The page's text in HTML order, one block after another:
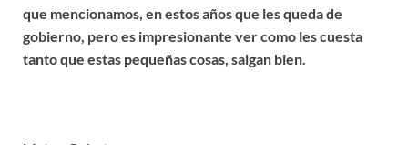
que mencionamos, en estos años que les queda de
gobierno, pero es impresionante ver como les cuesta
tanto que estas pequeñas cosas, salgan bien.